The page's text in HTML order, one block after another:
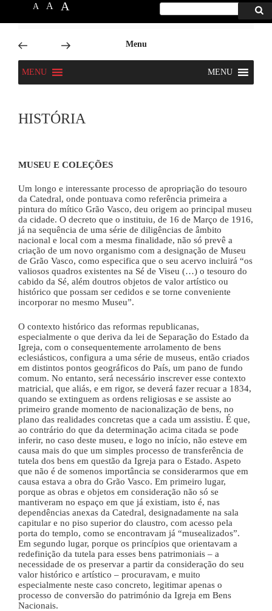
A A A
Procurar
por:
to
content
Menu
MENU MENU
HISTÓRIA
MUSEU E COLEÇÕES
Um longo e interessante processo de apropriação do tesouro
da Catedral, onde pontuava como referência primeira a
pintura do mítico Grão Vasco, deu origem ao principal museu
da cidade. O decreto que o instituiu, de 16 de Março de 1916,
já na sequência de uma série de diligências de âmbito
nacional e local com a mesma finalidade, não só prevê a
criação de um novo organismo com a designação de Museu
de Grão Vasco, como especifica que o seu acervo incluirá “os
valiosos quadros existentes na Sé de Viseu (…) o tesouro do
cabido da Sé, além doutros objetos de valor artístico ou
histórico que possam ser cedidos e se torne conveniente
incorporar no mesmo Museu”.
O contexto histórico das reformas republicanas,
especialmente o que deriva da lei de Separação do Estado da
Igreja, com o consequentemente arrolamento de bens
eclesiásticos, configura a uma série de museus, então criados
em distintos pontos geográficos do País, um pano de fundo
comum. No entanto, será necessário inscrever esse contexto
matricial, que aliás, e em rigor, se deverá fazer recuar a 1834,
quando se extinguem as ordens religiosas e se assiste ao
primeiro grande momento de nacionalização de bens, no
plano das realidades concretas que a cada um assistiu. É que,
ao contrário do que da determinação acima citada se pode
inferir, no caso deste museu, e logo no início, não esteve em
causa mais do que um simples processo de transferência de
tutela dos bens em questão da Igreja para o Estado. Aspeto
que não é de somenos importância se considerarmos que em
causa estava a obra do Grão Vasco. Em primeiro lugar,
porque as obras e objetos em consideração não só se
mantiveram no espaço em que já existiam, isto é, nas
dependências anexas da Catedral, designadamente na sala
capitular e no piso superior do claustro, com acesso pela
porta do templo, como se encontravam já “musealizados”.
Em segundo lugar, porque os princípios que orientavam a
redefinição da tutela para esses bens patrimoniais – a
necessidade de os preservar a partir da consideração do seu
valor histórico e artístico – procuravam, e muito
especialmente neste caso concreto, legitimar apenas o
processo de conversão do património da Igreja em Bens
Nacionais.